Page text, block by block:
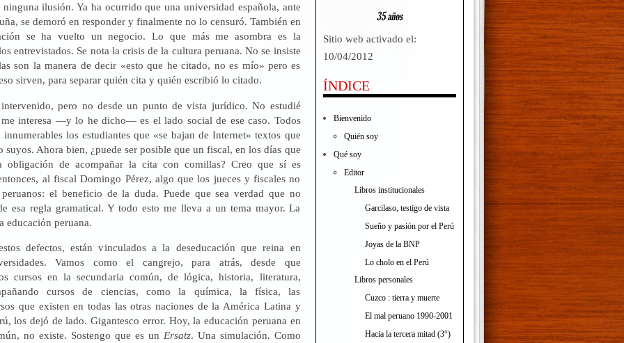
ninguna ilusión. Ya ha ocurrido que una universidad española, ante
se demoró en responder y finalmente no lo censuró. También en
se ha vuelto un negocio. Lo que más me asombra es la
entrevistados. Se nota la crisis de la cultura peruana. No se insiste
son la manera de decir «esto que he citado, no es mío» pero es
sirven, para separar quién cita y quién escribió lo citado.
pero no desde un punto de vista jurídico. No estudié
interesa —y lo he dicho— es el lado social de ese caso. Todos
innumerables los estudiantes que «se bajan de Internet» textos que
suyos. Ahora bien, ¿puede ser posible que un fiscal, en los días que
obligación de acompañar la cita con comillas? Creo que sí es
al fiscal Domingo Pérez, algo que los jueces y fiscales no
el beneficio de la duda. Puede que sea verdad que no
esa regla gramatical. Y todo esto me lleva a un tema mayor. La
educación peruana.
defectos, están vinculados a la deseducación que reina en
Vamos como el cangrejo, para atrás, desde que
cursos en la secundaria común, de lógica, historia, literatura,
cursos de ciencias, como la química, la física, las
que existen en todas las otras naciones de la América Latina y
los dejó de lado. Gigantesco error. Hoy, la educación peruana en
no existe. Sostengo que es un Ersatz. Una simulación. Como
Sitio web activado el:
10/04/2012
ÍNDICE
Bienvenido
Quién soy
Qué soy
Editor
Libros institucionales
Garcilaso, testigo de vista
Sueño y pasión por el Perú
Joyas de la BNP
Lo cholo en el Perú
Libros personales
Cuzco : tierra y muerte
El mal peruano 1990-2001
Hacia la tercera mitad (3°)